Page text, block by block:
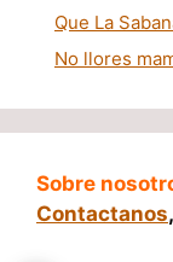
Que La
No llores
Sobre
Contactanos,